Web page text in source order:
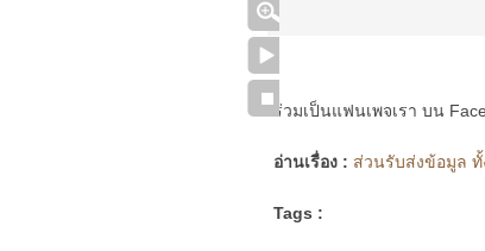
ร่วมเป็นแฟนเพจเรา บน
อ่านเรื่อง : ส่วนรับส่งข้อมูล
Tags :